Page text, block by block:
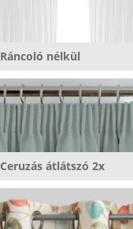
Ráncoló nélkül
Ceruzás átlátszó 2x